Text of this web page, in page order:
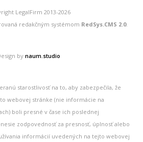
LegalFirm 2013-2026
redakčným systémom RedSys.CMS 2.0.
by naum.studio
starostlivosť na to, aby zabezpečila, že
webovej stránke (nie informácie na
boli presné v čase ich poslednej
zodpovednosť za presnosť, úplnosť alebo
informácií uvedených na tejto webovej